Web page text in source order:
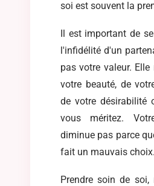
soi est souvent la
Il est important de
l'infidélité d'un
pas votre valeur.
votre beauté, de
de votre désirabilité
vous méritez.
diminue pas parce
fait un mauvais choix.
Prendre soin de soi,